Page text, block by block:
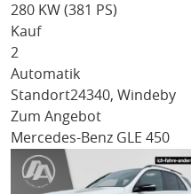
280 KW (381 PS)
Kauf
2
Automatik
Standort24340, Windeby
Zum Angebot
Mercedes-Benz GLE 450